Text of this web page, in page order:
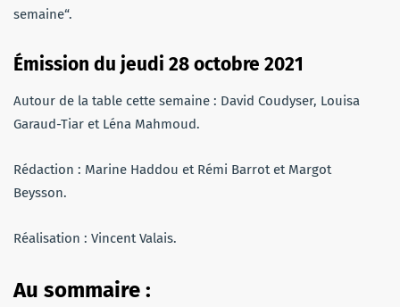
semaine“.
Émission du jeudi 28 octobre 2021
Autour de la table cette semaine : David Coudyser, Louisa
Garaud-Tiar et Léna Mahmoud.
Rédaction : Marine Haddou et Rémi Barrot et Margot
Beysson.
Réalisation : Vincent Valais.
Au sommaire :